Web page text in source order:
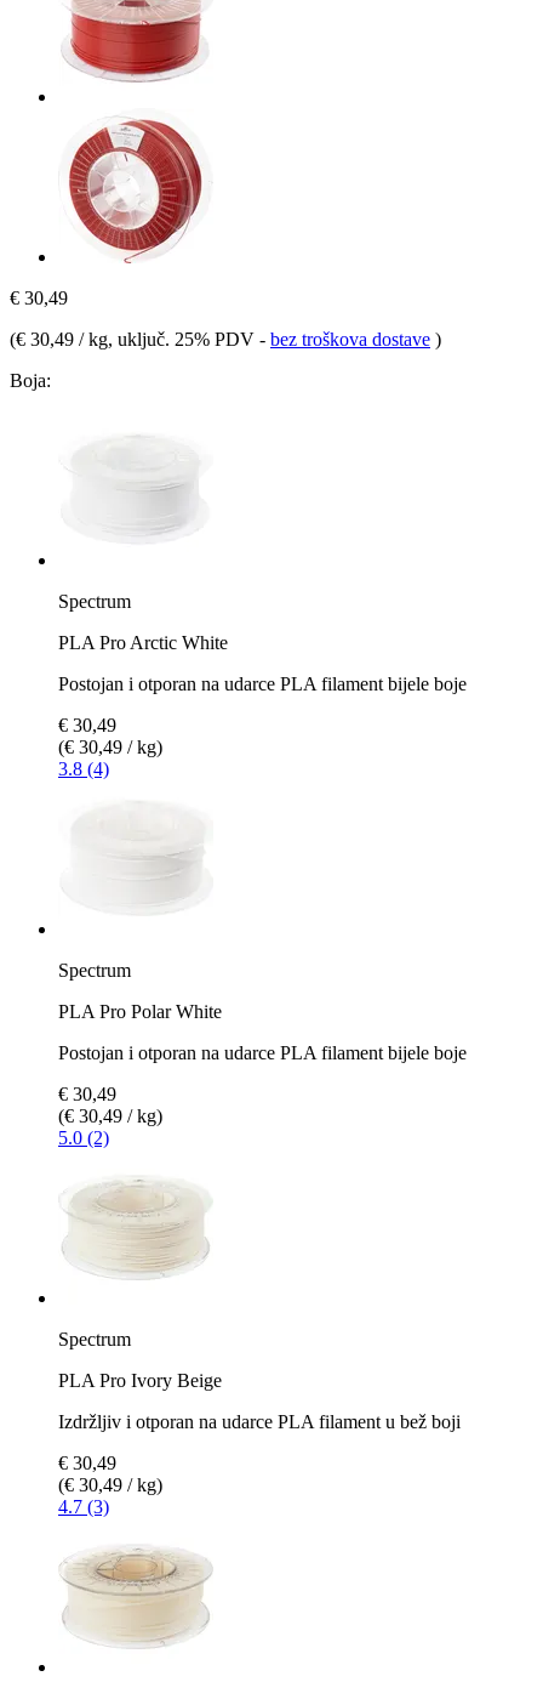
€ 30,49
(€ 30,49 / kg, uključ. 25% PDV - bez troškova dostave )
Boja:
Spectrum
PLA Pro Arctic White
Postojan i otporan na udarce PLA filament bijele boje
€ 30,49
(€ 30,49 / kg)
3.8 (4)
Spectrum
PLA Pro Polar White
Postojan i otporan na udarce PLA filament bijele boje
€ 30,49
(€ 30,49 / kg)
5.0 (2)
Spectrum
PLA Pro Ivory Beige
Izdržljiv i otporan na udarce PLA filament u bež boji
€ 30,49
(€ 30,49 / kg)
4.7 (3)